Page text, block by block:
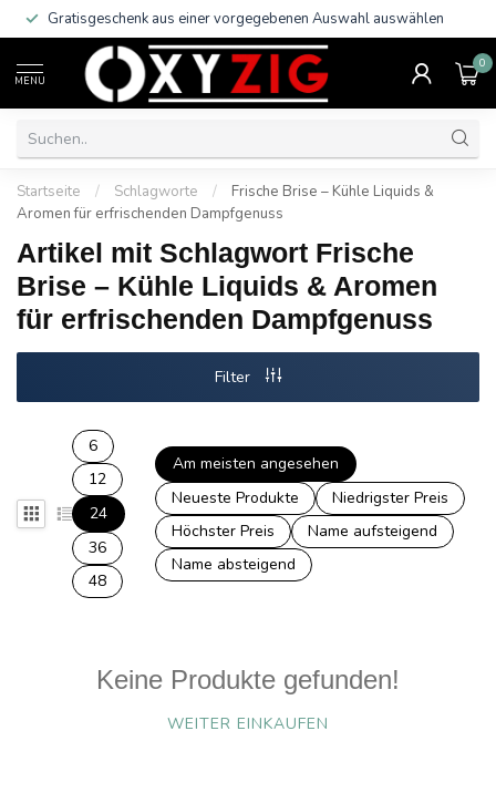
Gratisgeschenk aus einer vorgegebenen Auswahl auswählen
MENU
0
Startseite / Schlagworte /
Frische Brise – Kühle Liquids &
Aromen für erfrischenden Dampfgenuss
Artikel mit Schlagwort Frische
Brise – Kühle Liquids & Aromen
für erfrischenden Dampfgenuss
Filter
6
12
24
36
48
Am meisten angesehen
Neueste Produkte
Niedrigster Preis
Höchster Preis
Name aufsteigend
Name absteigend
Keine Produkte gefunden!
WEITER EINKAUFEN